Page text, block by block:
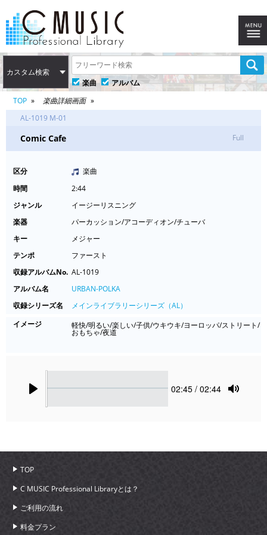
カスタム検索
楽曲
アルバム
TOP
楽曲詳細画面
AL-1019 M-01
Comic Cafe Full
区分
楽曲
時間
2:44
ジャンル
イージーリスニング
楽器
パーカッション/アコーディオン/チューバ
キー
メジャー
テンポ
ファースト
収録アルバムNo. AL-1019
アルバム名
URBAN-POLKA
収録シリーズ名
メインライブラリーシリーズ（AL）
イメージ
軽快/明るい/楽しい/子供/ウキウキ/ヨーロッパ/ストリート/
おもちゃ/夜道
Current
02:45 / 02:44
TOP
C MUSIC Professional Libraryとは？
ご利用の流れ
料金プラン